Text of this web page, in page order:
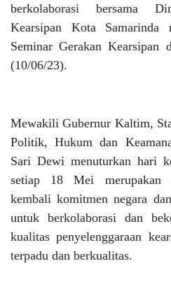
berkolaborasi bersama
Kearsipan Kota Samarinda
Seminar Gerakan
(10/06/23).
Mewakili Gubernur Kaltim,
Politik, Hukum dan
Sari Dewi menuturkan hari
setiap 18 Mei merupakan
kembali komitmen negara
untuk berkolaborasi dan
kualitas penyelenggaraan
terpadu dan berkualitas.